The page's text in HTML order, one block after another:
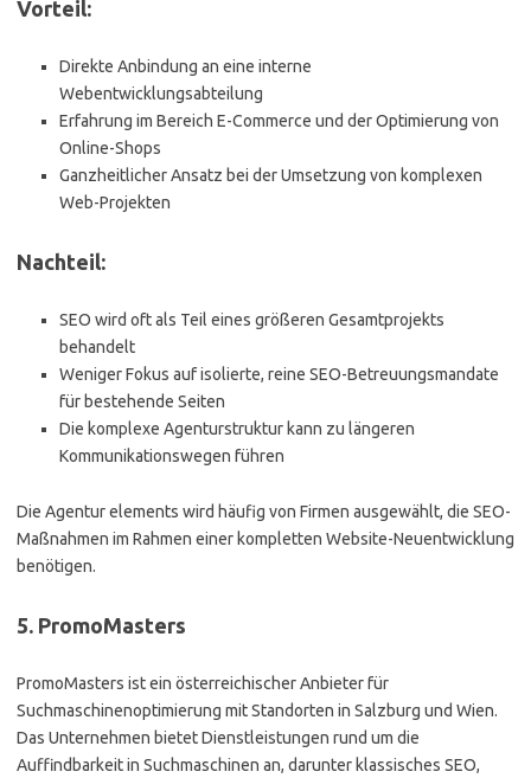
Vorteil:
Direkte Anbindung an eine interne
Webentwicklungsabteilung
Erfahrung im Bereich E-Commerce und der Optimierung von
Online-Shops
Ganzheitlicher Ansatz bei der Umsetzung von komplexen
Web-Projekten
Nachteil:
SEO wird oft als Teil eines größeren Gesamtprojekts
behandelt
Weniger Fokus auf isolierte, reine SEO-Betreuungsmandate
für bestehende Seiten
Die komplexe Agenturstruktur kann zu längeren
Kommunikationswegen führen
Die Agentur elements wird häufig von Firmen ausgewählt, die SEO-
Maßnahmen im Rahmen einer kompletten Website-Neuentwicklung
benötigen.
5. PromoMasters
PromoMasters ist ein österreichischer Anbieter für
Suchmaschinenoptimierung mit Standorten in Salzburg und Wien.
Das Unternehmen bietet Dienstleistungen rund um die
Auffindbarkeit in Suchmaschinen an, darunter klassisches SEO,